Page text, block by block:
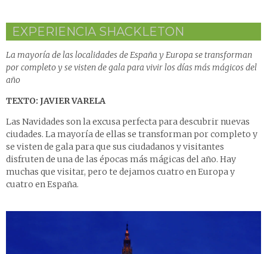
EXPERIENCIA SHACKLETON
La mayoría de las localidades de España y Europa se transforman
por completo y se visten de gala para vivir los días más mágicos del
año
TEXTO: JAVIER VARELA
Las Navidades son la excusa perfecta para descubrir nuevas
ciudades. La mayoría de ellas se transforman por completo y
se visten de gala para que sus ciudadanos y visitantes
disfruten de una de las épocas más mágicas del año. Hay
muchas que visitar, pero te dejamos cuatro en Europa y
cuatro en España.